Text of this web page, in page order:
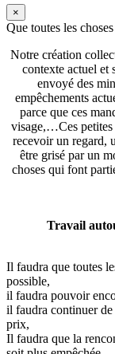
×
Que toutes les
Notre création
contexte actuel et
envoyé des
empêchements
parce que ces
visage,…Ces petites
recevoir un regard,
être grisé par un
choses qui font
Travail
Il faudra que toutes
possible,
il faudra pouvoir
il faudra continuer de
prix,
Il faudra que la